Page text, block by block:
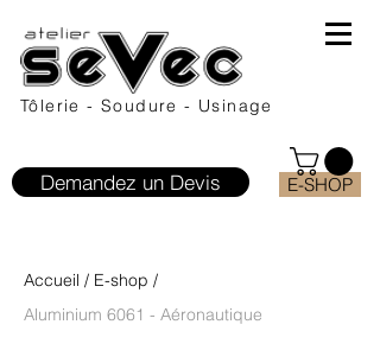
Tôlerie - Soudure - Usinage
E-SHOP
Demandez un Devis
Accueil / E-shop /
Aluminium 6061 - Aéronautique